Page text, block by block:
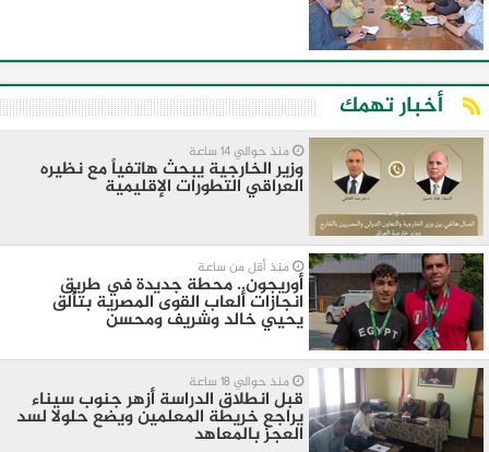
أخبار تهمك
منذ حوالي 14 ساعة
وزير الخارجية يبحث هاتفياً مع نظيره
العراقي التطورات الإقليمية
منذ أقل من ساعة
أوريجون.. محطة جديدة في طريق
انجازات ألعاب القوى المصرية بتألق
يحيي خالد وشريف ومحسن
منذ حوالي 18 ساعة
قبل انطلاق الدراسة أزهر جنوب سيناء
يراجع خريطة المعلمين ويضع حلولا لسد
العجز بالمعاهد